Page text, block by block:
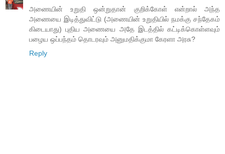
அணையின் உறுதி ஒன்றுதான் குறிக்கோள் என்றால் அந்த
அணையை இடித்துவிட்டு (அணையின் உறுதியில் நமக்கு சந்தேகம்
கிடையாது) புதிய அணையை அதே இடத்தில் கட்டிக்கொள்ளவும்
பழைய ஒப்பந்தம் தொடரவும் அனுமதிக்குமா கேரளா அரசு?
Reply